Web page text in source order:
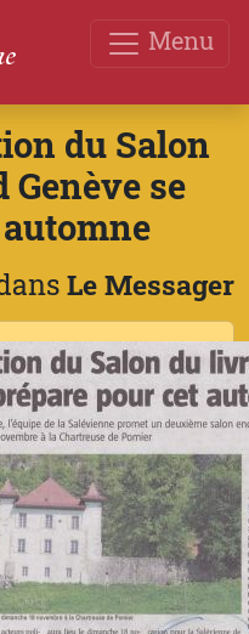
Menu
du Salon
se
Le Messager